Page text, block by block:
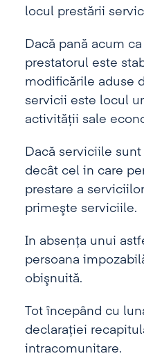
locul prestării
Dacă pană acum
prestatorul este
modificările aduse
servicii este locul
activităţii sale
Dacă serviciile
decât cel in care
prestare a
primeşte serviciile.
In absenţa unui
persoana
obişnuită.
Tot începând cu
declaraţiei
intracomunitare.